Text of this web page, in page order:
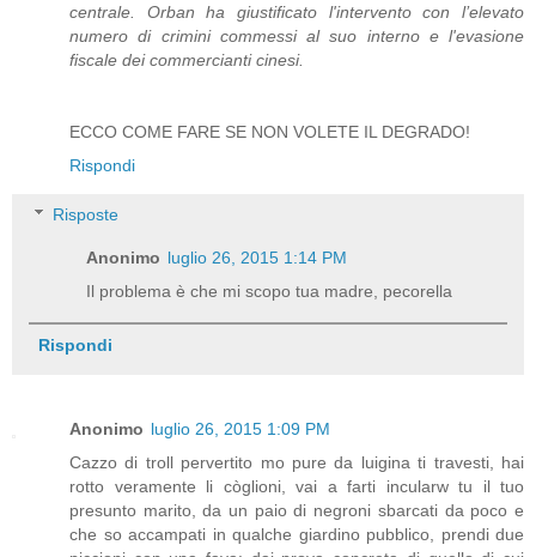
centrale. Orban ha giustificato l'intervento con l’elevato
numero di crimini commessi al suo interno e l'evasione
fiscale dei commercianti cinesi.
ECCO COME FARE SE NON VOLETE IL DEGRADO!
Rispondi
Risposte
Anonimo luglio 26, 2015 1:14 PM
Il problema è che mi scopo tua madre, pecorella
Rispondi
Anonimo luglio 26, 2015 1:09 PM
Cazzo di troll pervertito mo pure da luigina ti travesti, hai
rotto veramente li còglioni, vai a farti incularw tu il tuo
presunto marito, da un paio di negroni sbarcati da poco e
che so accampati in qualche giardino pubblico, prendi due